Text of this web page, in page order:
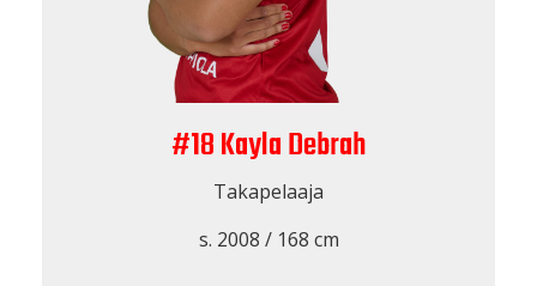
#18 Kayla Debrah
Takapelaaja
s. 2008 / 168 cm